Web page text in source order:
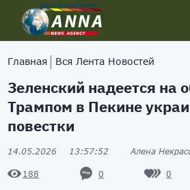
Главная Вся Лента Новостей
Зеленский надеется на
Трампом в Пекине
повестки
14.05.2026 13:57:52 Алена
188 0 0